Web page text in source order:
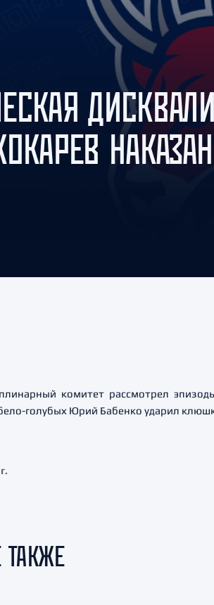
Амур
Барыс
Салават Юлаев
Сибирь
комитет рассмотрел
голубых Юрий Бабенко ударил